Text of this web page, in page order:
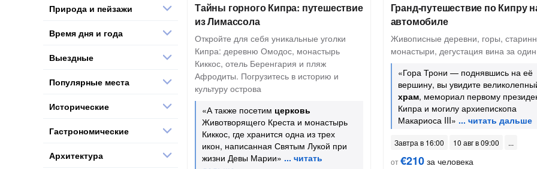
Тайны горного Кипра: путешествие
из Лимассола
Откройте для себя уникальные уголки
Кипра: деревню Омодос, монастырь
Киккос, отель Беренгария и пляж
Афродиты. Погрузитесь в историю и
культуру острова
«А также посетим церковь
Животворящего Креста и монастырь
Киккос, где хранится одна из трех
икон, написанная Святым Лукой при
жизни Девы Марии»
Гранд-путешествие по Кипру
автомобиле
Живописные деревни, горы,
монастыри, дегустация вина за
«Гора Трони — поднявшись на её
вершину, вы увидите
храм, мемориал первому
Кипра и могилу архиепископа
Макариоса III»
Завтра в 16:00
10 авг в 09:00
от€210за человека
Природа и пейзажи
Время дня и года
Выездные
Популярные места
Исторические
Гастрономические
Архитектура